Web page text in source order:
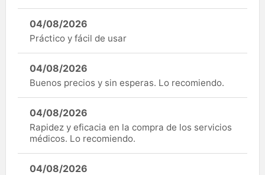
04/08/2026
Práctico y fácil de usar
04/08/2026
Buenos precios y sin esperas. Lo recomiendo.
04/08/2026
Rapidez y eficacia en la compra de los servicios
médicos. Lo recomiendo.
04/08/2026